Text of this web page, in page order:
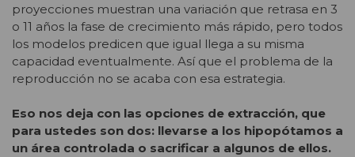
proyecciones muestran una variación que retrasa en 3
o 11 años la fase de crecimiento más rápido, pero todos
los modelos predicen que igual llega a su misma
capacidad eventualmente. Así que el problema de la
reproducción no se acaba con esa estrategia.
Eso nos deja con las opciones de extracción, que
para ustedes son dos: llevarse a los hipopótamos a
un área controlada o sacrificar a algunos de ellos.